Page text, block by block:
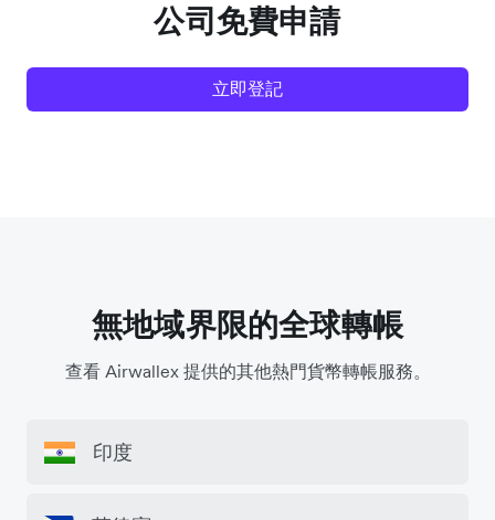
公司免費申請
立即登記
無地域界限的全球轉帳
查看 Airwallex 提供的其他熱門貨幣轉帳服務。
印度